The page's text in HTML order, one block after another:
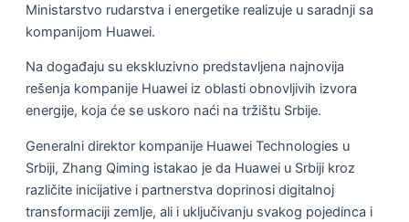
Ministarstvo rudarstva i energetike realizuje u saradnji sa
kompanijom Huawei.
Na događaju su ekskluzivno predstavljena najnovija
rešenja kompanije Huawei iz oblasti obnovljivih izvora
energije, koja će se uskoro naći na tržištu Srbije.
Generalni direktor kompanije Huawei Technologies u
Srbiji, Zhang Qiming istakao je da Huawei u Srbiji kroz
različite inicijative i partnerstva doprinosi digitalnoj
transformaciji zemlje, ali i uključivanju svakog pojedinca i